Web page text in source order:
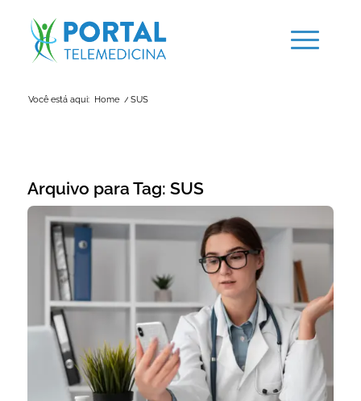
Você está aqui: Home / SUS
Arquivo para Tag: SUS